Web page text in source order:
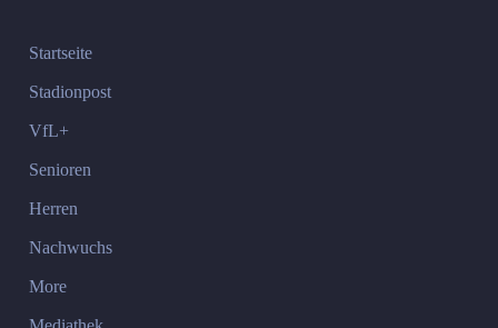
Startseite
Stadionpost
VfL+
Senioren
Herren
Nachwuchs
More